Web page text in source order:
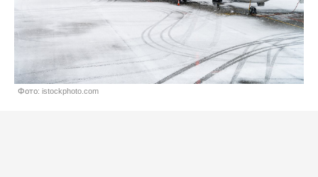
Фото: istockphoto.com